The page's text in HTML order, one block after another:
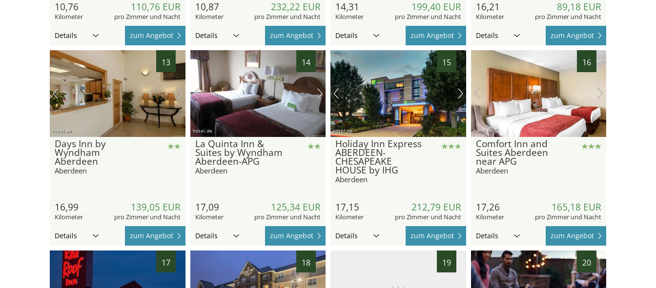
10,76
Kilometer
110,76 EUR
pro Zimmer und Nacht
Details zum Angebot
10,87
Kilometer
232,22 EUR
pro Zimmer und Nacht
Details zum Angebot
14,31
Kilometer
199,40 EUR
pro Zimmer und Nacht
Details zum Angebot
16,21
Kilometer
89,18 EUR
pro Zimmer und Nacht
Details zum Angebot
13
hotel.de
Days Inn by
Wyndham
Aberdeen
Aberdeen
16,99
Kilometer
139,05 EUR
pro Zimmer und Nacht
Details zum Angebot
14
hotel.de
La Quinta Inn &
Suites by Wyndham
Aberdeen-APG
Aberdeen
17,09
Kilometer
125,34 EUR
pro Zimmer und Nacht
Details zum Angebot
15
hotel.de
Holiday Inn Express
ABERDEEN-
CHESAPEAKE
HOUSE by IHG
Aberdeen
17,15
Kilometer
212,79 EUR
pro Zimmer und Nacht
Details zum Angebot
16
hotel.de
Comfort Inn and
Suites Aberdeen
near APG
Aberdeen
17,26
Kilometer
165,18 EUR
pro Zimmer und Nacht
Details zum Angebot
17 18 19 20